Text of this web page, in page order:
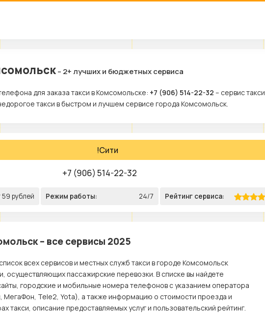
– 2+ лучших и бюджетных сервиса
для заказа такси в Комсомольске: +7 (906) 514-22-32 – сервис такси
такси в быстром и лучшем сервисе города Комсомольск.
!Сити
+7 (906) 514-22-32
59 рублей Режим работы: 24/7 Рейтинг сервиса:
– все сервисы 2025
всех сервисов и местных служб такси в городе Комсомольск
осуществляющих пассажирские перевозки. В списке вы найдете
городские и мобильные номера телефонов с указанием оператора
МегаФон, Tele2, Yota), а также информацию о стоимости проезда и
такси, описание предоставляемых услуг и пользовательский рейтинг.